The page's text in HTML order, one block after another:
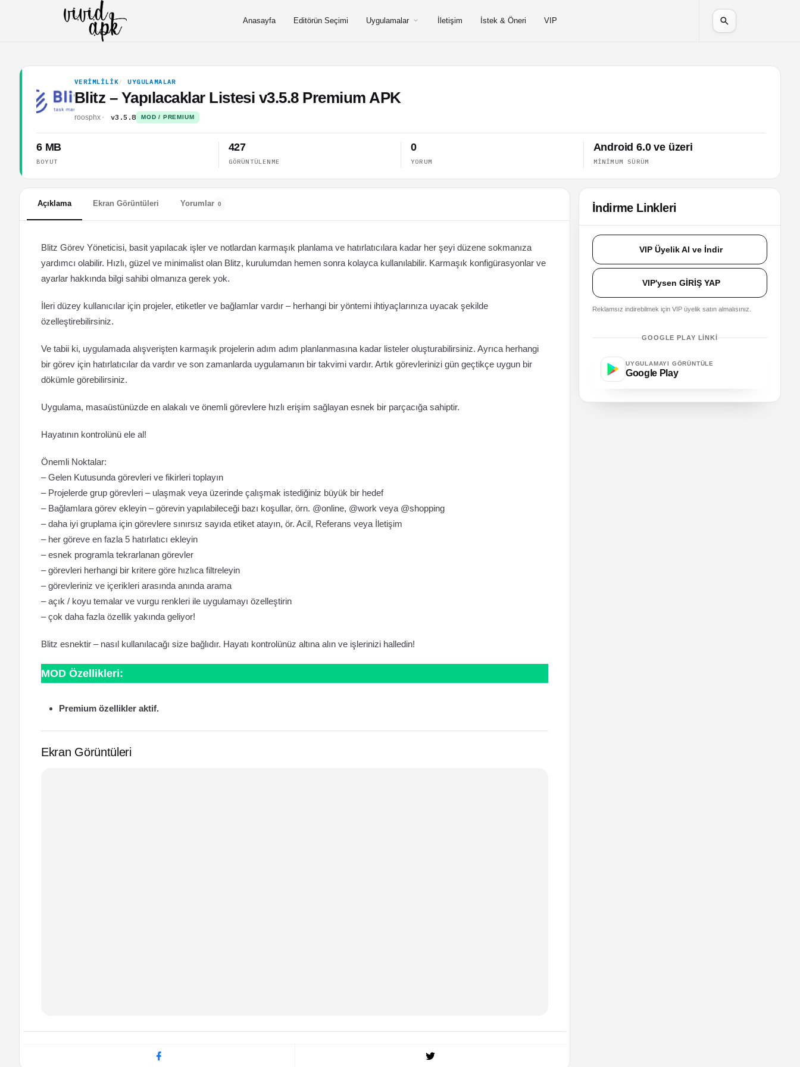
Anasayfa Editörün Seçimi Uygulamalar İletişim İstek & Öneri VIP
VERIMLILIK UYGULAMALAR
Blitz – Yapılacaklar Listesi v3.5.8 Premium APK
roosphx v3.5.8 MOD / PREMIUM
6 MB
BOYUT
427
GÖRÜNTÜLENME
0
YORUM
Android 6.0 ve üzeri
MINIMUM SÜRÜM
Açıklama Ekran Görüntüleri Yorumlar 0
Blitz Görev Yöneticisi, basit yapılacak işler ve notlardan karmaşık planlama ve hatırlatıcılara kadar her şeyi düzene sokmanıza
yardımcı olabilir. Hızlı, güzel ve minimalist olan Blitz, kurulumdan hemen sonra kolayca kullanılabilir. Karmaşık konfigürasyonlar ve
ayarlar hakkında bilgi sahibi olmanıza gerek yok.
İleri düzey kullanıcılar için projeler, etiketler ve bağlamlar vardır – herhangi bir yöntemi ihtiyaçlarınıza uyacak şekilde
özelleştirebilirsiniz.
Ve tabii ki, uygulamada alışverişten karmaşık projelerin adım adım planlanmasına kadar listeler oluşturabilirsiniz. Ayrıca herhangi
bir görev için hatırlatıcılar da vardır ve son zamanlarda uygulamanın bir takvimi vardır. Artık görevlerinizi gün geçtikçe uygun bir
dökümle görebilirsiniz.
Uygulama, masaüstünüzde en alakalı ve önemli görevlere hızlı erişim sağlayan esnek bir parçacığa sahiptir.
Hayatının kontrolünü ele al!
Önemli Noktalar:
– Gelen Kutusunda görevleri ve fikirleri toplayın
– Projelerde grup görevleri – ulaşmak veya üzerinde çalışmak istediğiniz büyük bir hedef
– Bağlamlara görev ekleyin – görevin yapılabileceği bazı koşullar, örn. @online, @work veya @shopping
– daha iyi gruplama için görevlere sınırsız sayıda etiket atayın, ör. Acil, Referans veya İletişim
– her göreve en fazla 5 hatırlatıcı ekleyin
– esnek programla tekrarlanan görevler
– görevleri herhangi bir kritere göre hızlıca filtreleyin
– görevleriniz ve içerikleri arasında anında arama
– açık / koyu temalar ve vurgu renkleri ile uygulamayı özelleştirin
– çok daha fazla özellik yakında geliyor!
Blitz esnektir – nasıl kullanılacağı size bağlıdır. Hayatı kontrolünüz altına alın ve işlerinizi halledin!
MOD Özellikleri:
Premium özellikler aktif.
Ekran Görüntüleri
İndirme Linkleri
VIP Üyelik Al ve İndir
VIP'ysen GİRİŞ YAP
Reklamsız indirebilmek için VIP üyelik satın almalısınız.
GOOGLE PLAY LINKI
UYGULAMAYI GÖRÜNTÜLE
Google Play